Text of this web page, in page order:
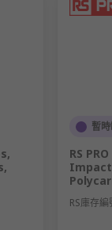
or
暫
RS
RS庫存編